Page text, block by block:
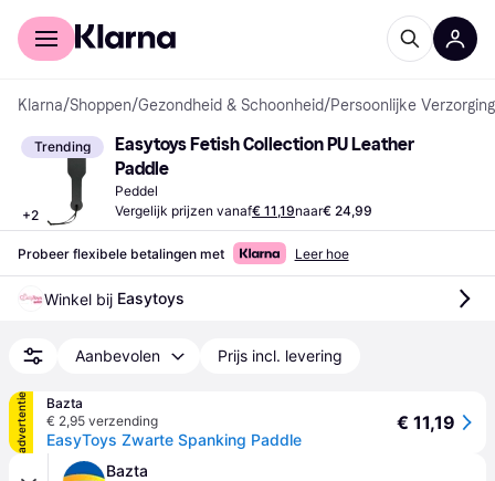
Voor shoppers
Klarna/Shoppen/Gezondheid & Schoonheid/Persoonlijke Verzorging
Trending
+2
Easytoys Fetish Collection PU Leather
Paddle
Peddel
Vergelijk prijzen vanaf€ 11,19naar€ 24,99
Probeer flexibele betalingen met Leer hoe
Winkel bij Easytoys
Aanbevolen Prijs incl. levering
advertentie
Bazta
€ 2,95 verzending
EasyToys Zwarte Spanking Paddle
€ 11,19
Bazta